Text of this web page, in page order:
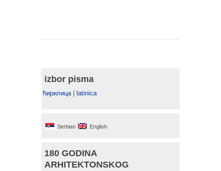
izbor pisma
ћирилица| latinica
Serbian English
180 GODINA
ARHITEKTONSKOG